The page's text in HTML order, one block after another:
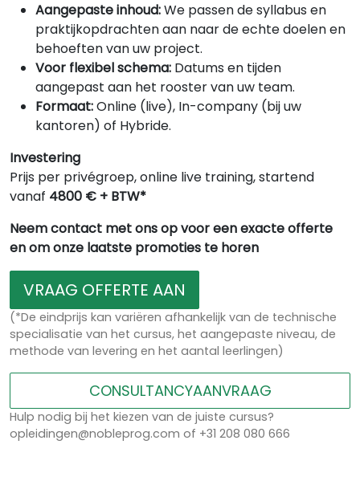
Aangepaste inhoud:We passen de syllabus en
praktijkopdrachten aan naar de echte doelen en
behoeften van uw project.
Voor flexibel schema: Datums en tijden
aangepast aan het rooster van uw team.
Formaat:Online (live), In-company (bij uw
kantoren) of Hybride.
Investering
Prijs per privégroep, online live training, startend
vanaf 4800 € + BTW*
Neem contact met ons op voor een exacte offerte
en om onze laatste promoties te horen
VRAAG OFFERTE AAN
(*De eindprijs kan variëren afhankelijk van de technische
specialisatie van het cursus, het aangepaste niveau, de
methode van levering en het aantal leerlingen)
CONSULTANCYAANVRAAG
Hulp nodig bij het kiezen van de juiste cursus?
opleidingen@nobleprog.com of +31 208 080 666